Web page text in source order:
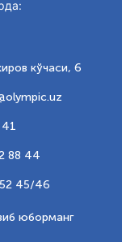
кўчаси, 6
88 44
45/46
юборманг